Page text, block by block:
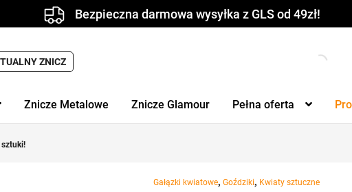
Bezpieczna darmowa wysyłka z GLS od 49zł!
ZNICZ
Znicze Metalowe Znicze Glamour Pełna oferta
sztuki!
Gałązki kwiatowe,Goździki, Kwiaty sztuczne